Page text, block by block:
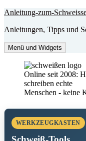
Zum
springen
Anleitung-zum-
Anleitungen, Tipps und
Menü und Widgets
Online seit 2008:
schreiben echte
Menschen - keine
WERKZEUGKASTEN